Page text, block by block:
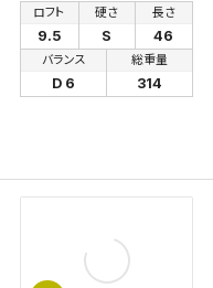
ロフト
9.5
硬さ
S
長さ
46
バランス
D 6
総重量
314